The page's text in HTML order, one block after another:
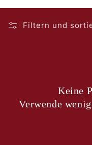
Filtern und
Keine
Verwende